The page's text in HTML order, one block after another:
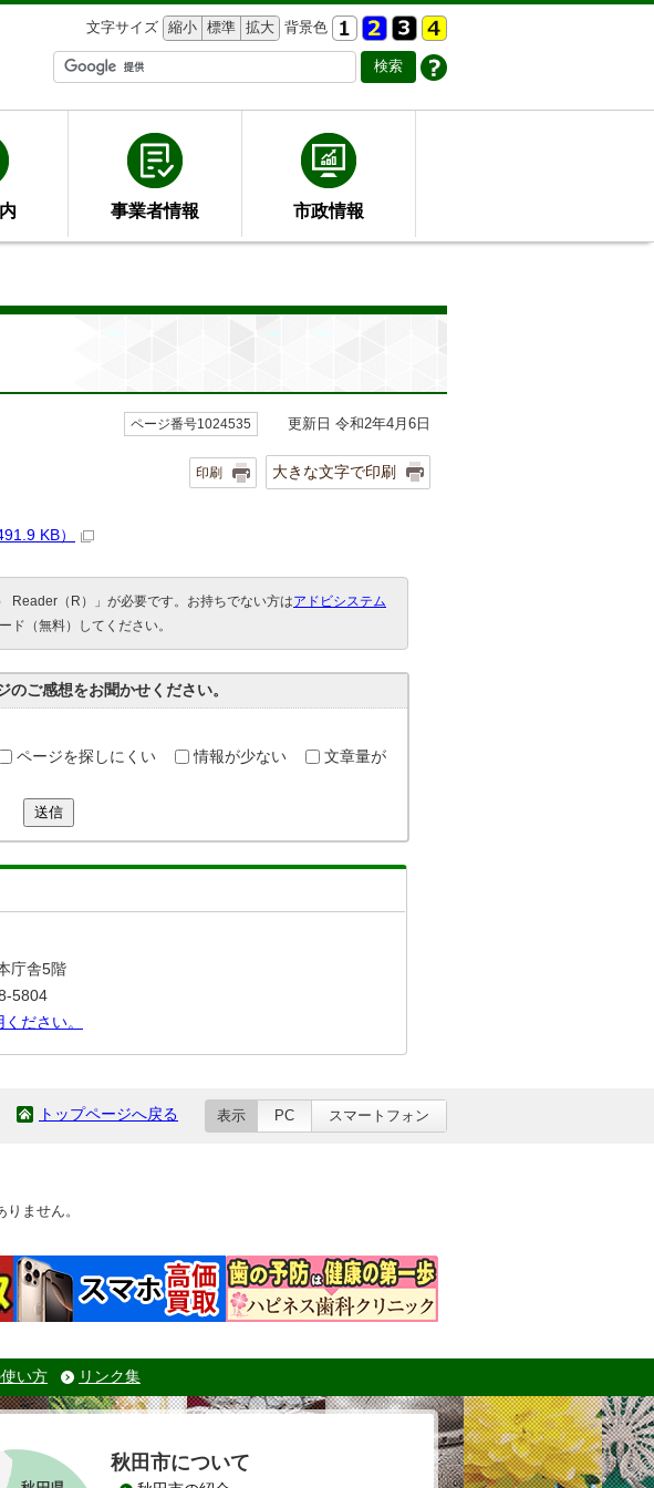
文字サイズ 縮小 標準 拡大 背景色
事業者情報 市政情報
ページ番号1024535 更新日 令和2年4月6日
印刷 大きな文字で印刷
KB）
Reader（R）」が必要です。お持ちでない方はアドビシステム
ド（無料）してください。
ご感想をお聞かせください。
ページを探しにくい 情報が少ない
文章量が
送信
庁舎5階
5804
ださい。
トップページへ戻る 表示 PC スマートフォン
ません。
い方 リンク集
秋田市について